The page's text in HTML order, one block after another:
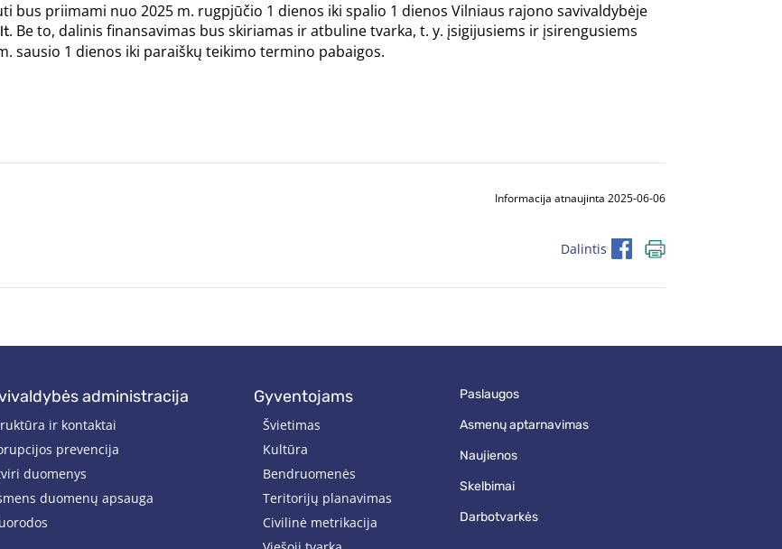
bus priimami nuo 2025 m. rugpjūčio 1 dienos iki spalio 1 dienos Vilniaus rajono savivaldybėje
. Be to, dalinis finansavimas bus skiriamas ir atbuline tvarka, t. y. įsigijusiems ir įsirengusiems
sausio 1 dienos iki paraiškų teikimo termino pabaigos.
Informacija atnaujinta 2025-06-06
Dalintis
administracija
ir kontaktai
prevencija
duomenys
duomenų apsauga
gyventojams
Švietimas
Kultūra
Bendruomenės
Teritorijų planavimas
Civilinė metrikacija
paslaugos
asmenų aptarnavimas
naujienos
skelbimai
darbotvarkės